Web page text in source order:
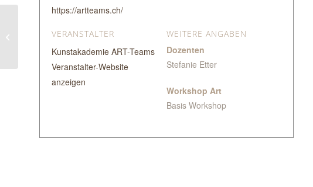
https://artteams.ch/
VERANSTALTER
Kunstakademie ART-Teams
Veranstalter-Website
anzeigen
WEITERE ANGABEN
Dozenten
Stefanie Etter
Workshop Art
Basis Workshop
Resin Basis Workshop